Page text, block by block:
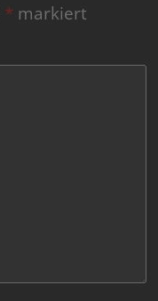
* markiert